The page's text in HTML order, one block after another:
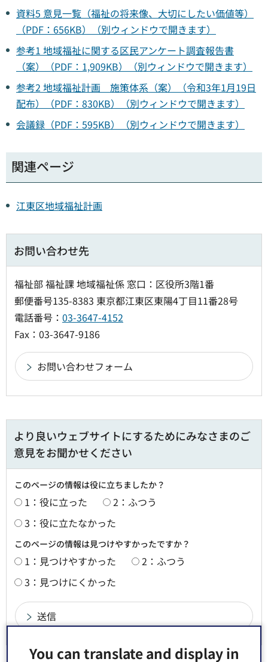
You can translate and display in
資料5 意見一覧（福祉の将来像、大切にしたい価値等）
（PDF：656KB）（別ウィンドウで開きます）
参考1 地域福祉に関する区民アンケート調査報告書
（案）（PDF：1,909KB）（別ウィンドウで開きます）
参考2 地域福祉計画 施策体系（案）（令和3年1月19日
配布）（PDF：830KB）（別ウィンドウで開きます）
会議録（PDF：595KB）（別ウィンドウで開きます）
関連ページ
江東区地域福祉計画
お問い合わせ先
福祉部 福祉課 地域福祉係 窓口：区役所3階1番
郵便番号135-8383 東京都江東区東陽4丁目11番28号
電話番号： 03-3647-4152
Fax：03-3647-9186
より良いウェブサイトにするためにみなさまのご
意見をお聞かせください
このページの情報は役に立ちましたか？
1：役に立った
2：ふつう
3：役に立たなかった
このページの情報は見つけやすかったですか？
1：見つけやすかった
2：ふつう
3：見つけにくかった